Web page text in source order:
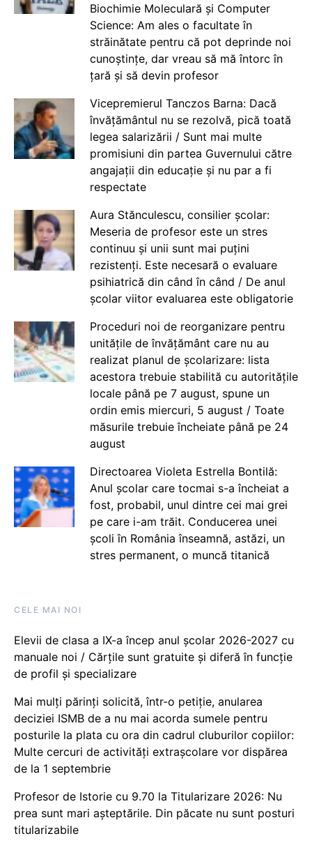
Biochimie Moleculară și Computer
Science: Am ales o facultate în
străinătate pentru că pot deprinde noi
cunoștințe, dar vreau să mă întorc în
țară și să devin profesor
Vicepremierul Tanczos Barna: Dacă
învățământul nu se rezolvă, pică toată
legea salarizării / Sunt mai multe
promisiuni din partea Guvernului către
angajații din educație și nu par a fi
respectate
Aura Stănculescu, consilier școlar:
Meseria de profesor este un stres
continuu și unii sunt mai puțini
rezistenți. Este necesară o evaluare
psihiatrică din când în când / De anul
școlar viitor evaluarea este obligatorie
Proceduri noi de reorganizare pentru
unitățile de învățământ care nu au
realizat planul de școlarizare: lista
acestora trebuie stabilită cu autoritățile
locale până pe 7 august, spune un
ordin emis miercuri, 5 august / Toate
măsurile trebuie încheiate până pe 24
august
Directoarea Violeta Estrella Bontilă:
Anul școlar care tocmai s-a încheiat a
fost, probabil, unul dintre cei mai grei
pe care i-am trăit. Conducerea unei
școli în România înseamnă, astăzi, un
stres permanent, o muncă titanică
CELE MAI NOI
Elevii de clasa a IX-a încep anul școlar 2026-2027 cu
manuale noi / Cărțile sunt gratuite și diferă în funcție
de profil și specializare
Mai mulți părinți solicită, într-o petiție, anularea
deciziei ISMB de a nu mai acorda sumele pentru
posturile la plata cu ora din cadrul cluburilor copiilor:
Multe cercuri de activități extrașcolare vor dispărea
de la 1 septembrie
Profesor de Istorie cu 9.70 la Titularizare 2026: Nu
prea sunt mari așteptările. Din păcate nu sunt posturi
titularizabile